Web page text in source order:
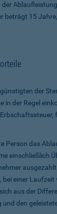
beträgt 15
der
in der Regel
Person das
ein­schließlich
bei einer
aus der
den